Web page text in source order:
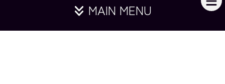
MAIN MENU